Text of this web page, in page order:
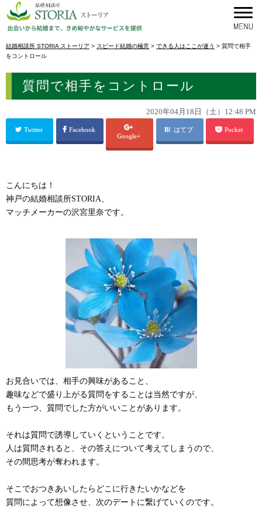
結婚相談所 STORIA ストーリア > スピード結婚の極意 > できる人はここが違う > 質問で相手
をコントロール
質問で相手をコントロール
2020年04月18日（土）12:48 PM
Twitter
Facebook
Google+
はてブ Pocket
こんにちは！
神戸の結婚相談所STORIA、
マッチメーカーの沢宮里奈です。
お見合いでは、相手の興味があること、
趣味などで盛り上がる質問をすることは当然ですが、
もう一つ、質問でした方がいいことがあります。
それは質問で誘導していくということです。
人は質問されると、その答えについて考えてしまうので、
その間思考が奪われます。
そこでおつきあいしたらどこに行きたいかなどを
質問によって想像させ、次のデートに繋げていくのです。